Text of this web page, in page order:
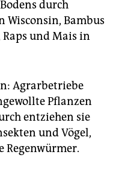
durch
Wisconsin, Bambus
und Mais in
Agrarbetriebe
Pflanzen
entziehen sie
und Vögel,
Regenwürmer.